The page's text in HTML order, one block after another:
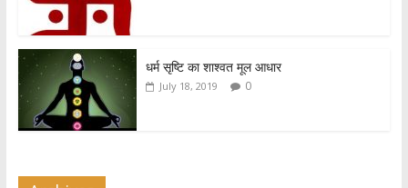
धर्म सृष्टि का शाश्वत मूल आधार
July 18, 2019 0